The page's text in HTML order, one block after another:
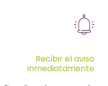
Recibir el aviso
inmediatamente